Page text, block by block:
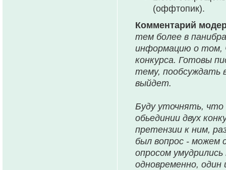
(оффтопик).
Комментарий
тем более в
информацию о том,
конкурса. Готовы
тему, пообсуждать
выйдет.
Буду уточнять, что
обьединии двух
претензии к ним,
был вопрос - можем
опросом умудрились
одновременно,